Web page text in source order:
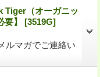
Tiger（オーガニッ
要】 [3519G]
ルマガでご連絡い